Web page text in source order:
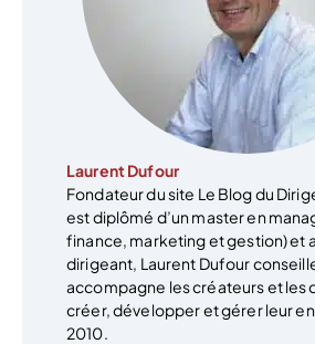
Laurent Dufour
Fondateur du site Le Blog du
est diplômé d’un master en
finance, marketing et gestion) et
dirigeant, Laurent Dufour
accompagne les créateurs et les
créer, développer et gérer leur
2010.